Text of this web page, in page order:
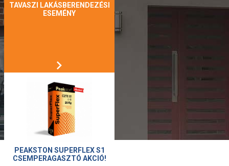
TAVASZI LAKÁSBERENDEZÉSI
ESEMÉNY
PEAKSTON SUPERFLEX S1
CSEMPERAGASZTÓ AKCIÓ!